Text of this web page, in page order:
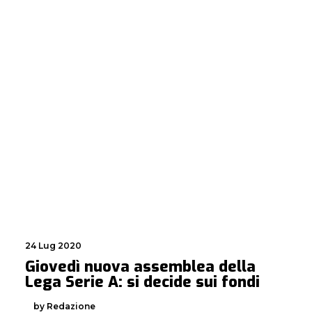
24 Lug 2020
Giovedì nuova assemblea della
Lega Serie A: si decide sui fondi
by Redazione